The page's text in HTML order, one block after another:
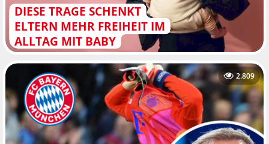
DIESE TRAGE SCHENKT
ELTERN MEHR FREIHEIT IM
ALLTAG MIT BABY
2.809